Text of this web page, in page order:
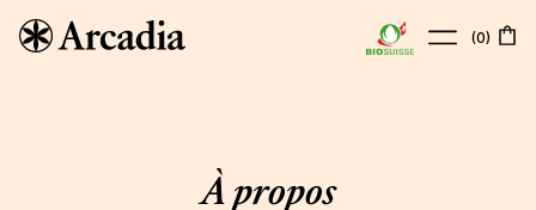
(0)
À propos